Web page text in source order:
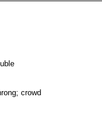
crowd